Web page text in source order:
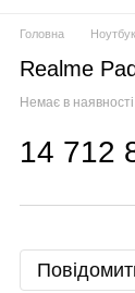
Головна
Realme
Немає в наявності
14 712